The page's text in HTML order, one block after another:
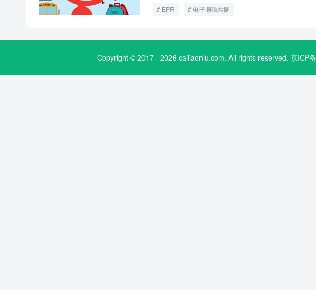
EPR 电子顺磁共振
Copyright © 2017 - 2026 cailiaoniu.com. All rights reserved. 京ICP